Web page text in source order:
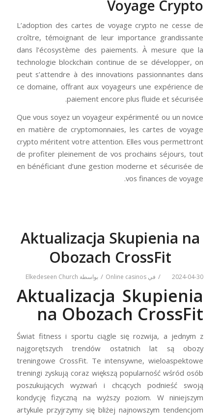
Voyage Crypto
L’adoption des cartes de voyage crypto ne cesse de
croître, témoignant de leur importance grandissante
dans l’écosystème des paiements. À mesure que la
technologie blockchain continue de se développer, on
peut s’attendre à des innovations passionnantes dans
ce domaine, offrant aux voyageurs une expérience de
paiement encore plus fluide et sécurisée.
Que vous soyez un voyageur expérimenté ou un novice
en matière de cryptomonnaies, les cartes de voyage
crypto méritent votre attention. Elles vous permettront
de profiter pleinement de vos prochains séjours, tout
en bénéficiant d’une gestion moderne et sécurisée de
vos finances de voyage.
Aktualizacja Skupienia na
Obozach CrossFit
2024-04-30
/ في Online casinos
/ بواسطة Elkedeseen Church
Aktualizacja Skupienia
na Obozach CrossFit
Świat fitness i sportu ciągle się rozwija, a jednym z
najgorętszych trendów ostatnich lat są obozy
treningowe CrossFit. Te intensywne, wieloaspektowe
treningi zyskują coraz większą popularność wśród osób
poszukujących wyzwań i chcących podnieść swoją
kondycję fizyczną na wyższy poziom. W niniejszym
artykule przyjrzymy się bliżej najnowszym tendencjom